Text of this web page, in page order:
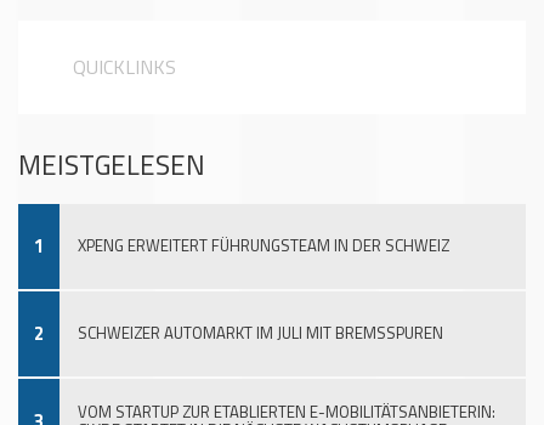
QUICKLINKS
MEISTGELESEN
1 XPENG ERWEITERT FÜHRUNGSTEAM IN DER SCHWEIZ
2 SCHWEIZER AUTOMARKT IM JULI MIT BREMSSPUREN
VOM STARTUP ZUR ETABLIERTEN E-MOBILITÄTSANBIETERIN: